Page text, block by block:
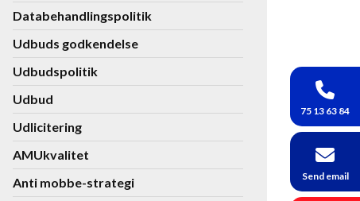
flere
kurser
Databehandlingspolitik
Udbuds godkendelse
Udbudspolitik
Udbud
Udlicitering
AMUkvalitet
Anti mobbe-strategi
75 13 63 84
Send email